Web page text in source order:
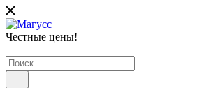
Честные цены!